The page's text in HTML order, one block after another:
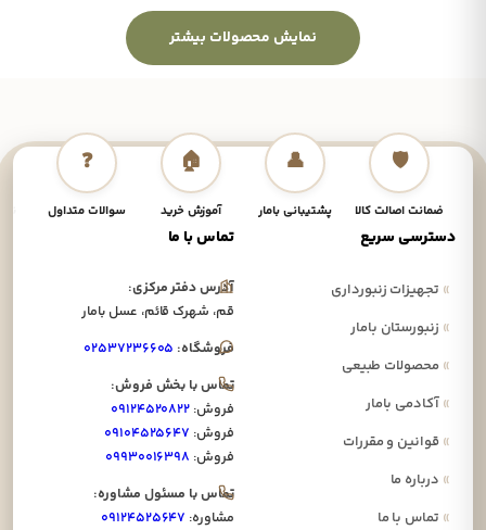
نمایش محصولات بیشتر
🛡️
ضمانت اصالت کالا
👤
پشتیبانی بامار
🏠
آموزش خرید
❓
سوالات متداول
دسترسی سریع
»تجهیزات زنبورداری
»زنبورستان بامار
»محصولات طبیعی
»آکادمی بامار
»قوانین و مقررات
»درباره ما
»تماس با ما
تماس با ما
آدرس دفتر مرکزی:
قم، شهرک قائم، عسل بامار
فروشگاه: ۰۲۵۳۷۲۳۶۶۰۵
تماس با بخش فروش:
فروش: ۰۹۱۲۴۵۲۰۸۲۲
فروش: ۰۹۱۰۴۵۲۵۶۴۷
فروش: ۰۹۹۳۰۰۱۶۳۹۸
تماس با مسئول مشاوره:
مشاوره: ۰۹۱۲۴۵۲۵۶۴۷